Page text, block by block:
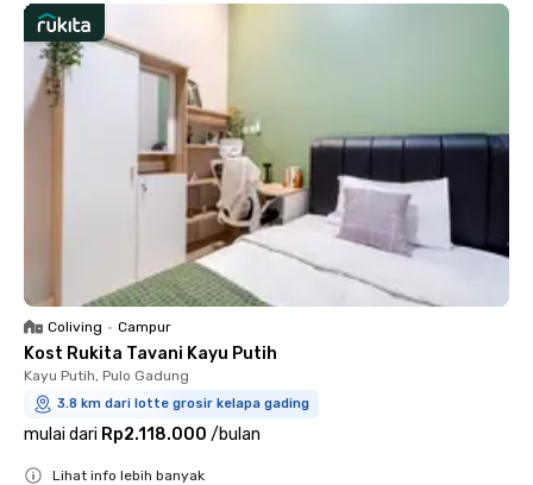
Coliving • Campur
Kost Rukita Tavani Kayu Putih
Kayu Putih, Pulo Gadung
3.8 km dari lotte grosir kelapa gading
mulai dari Rp2.118.000 /bulan
Lihat info lebih banyak